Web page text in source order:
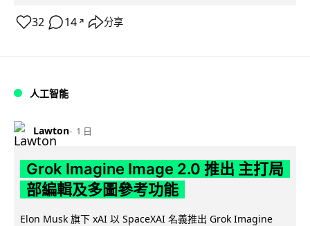
32 14 ↗ 分享
人工智能
Lawton 1 日
Grok Imagine Image 2.0 推出 主打局
部編輯及多圖參考功能
Elon Musk 旗下 xAI 以 SpaceXAI 名義推出 Grok Imagine